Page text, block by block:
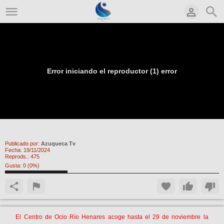
Error iniciando el reproductor (1) error
Publicado por: Azuqueca Tv
Fecha: 19/11/2024
Reprods.: 475
Gusta: 0 (0%)
El Centro de Ocio Río Henares acoge hasta el 29 de noviembre la